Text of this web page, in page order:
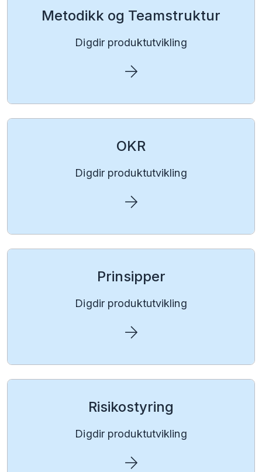
Metodikk og Teamstruktur
Digdir produktutvikling
OKR
Digdir produktutvikling
Prinsipper
Digdir produktutvikling
Risikostyring
Digdir produktutvikling